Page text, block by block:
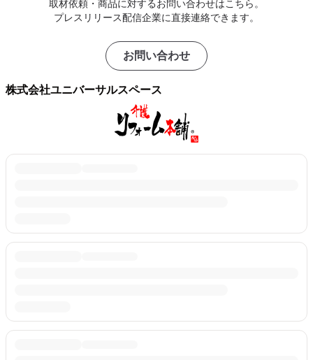
取材依頼・商品に対するお問い合わせはこちら。
プレスリリース配信企業に直接連絡できます。
お問い合わせ
株式会社ユニバーサルスペース